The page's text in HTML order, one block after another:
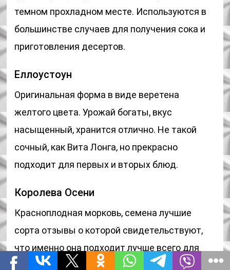
темном прохладном месте. Используются в
большинстве случаев для получения сока и
приготовления десертов.
Еллоустоун
Оригинальная форма в виде веретена
желтого цвета. Урожай богаты, вкус
насыщенный, хранится отлично. Не такой
сочный, как Вита Лонга, но прекрасно
подходит для первых и вторых блюд.
Королева Осени
Красноплодная морковь, семена лучшие
сорта отзывы о которой свидетельствуют,
что именно она подходит лучше всего для
подсева под озимые. Вкус выраженный,